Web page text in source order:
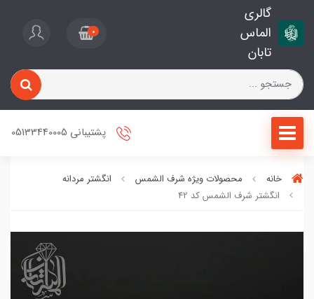
گالری
الماس
تابان
0
پشتیبانی 05133440005
خانه محصولات ویژه شرف الشمس
انگشتر مردانه
انگشتر شرف الشمس کد 42